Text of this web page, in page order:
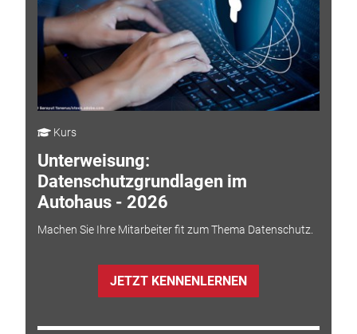
Kurs
Unterweisung:
Datenschutzgrundlagen im
Autohaus - 2026
Machen Sie Ihre Mitarbeiter fit zum Thema Datenschutz.
JETZT KENNENLERNEN